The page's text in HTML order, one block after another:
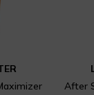
After